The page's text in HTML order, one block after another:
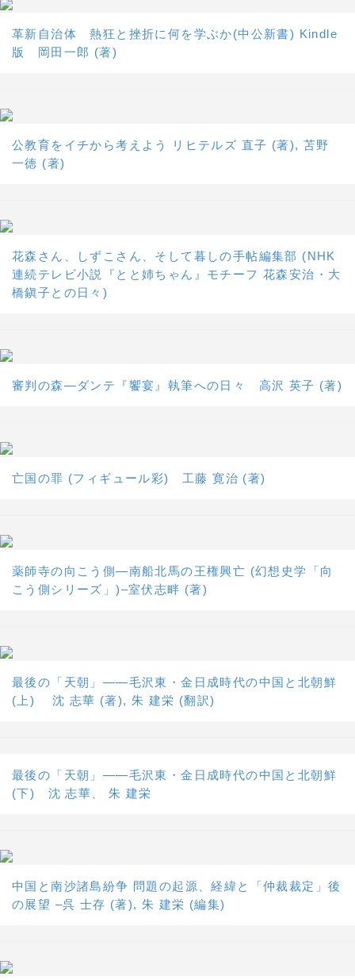
革新自治体 熱狂と挫折に何を学ぶか(中公新書) Kindle
版 岡田一郎 (著)
公教育をイチから考えよう リヒテルズ 直子 (著), 苫野
一徳 (著)
花森さん、しずこさん、そして暮しの手帖編集部 (NHK
連続テレビ小説『とと姉ちゃん』モチーフ 花森安治・大
橋鎭子との日々)
審判の森―ダンテ『饗宴』執筆への日々 高沢 英子 (著)
亡国の罪 (フィギュール彩) 工藤 寛治 (著)
薬師寺の向こう側―南船北馬の王権興亡 (幻想史学「向
こう側シリーズ」)–室伏志畔 (著)
最後の「天朝」――毛沢東・金日成時代の中国と北朝鮮
(上) 沈 志華 (著), 朱 建栄 (翻訳)
最後の「天朝」――毛沢東・金日成時代の中国と北朝鮮
(下) 沈 志華、 朱 建栄
中国と南沙諸島紛争 問題の起源、経緯と「仲裁裁定」後
の展望 –呉 士存 (著), 朱 建栄 (編集)